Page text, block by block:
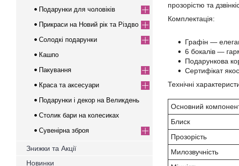
прозорістю та
Комплектація:
Графін —
6 бокалів —
Подарункова
Сертифікат
Технічні
Основний
Блиск
Прозорість
Милозвучність
Подарунки для чоловіків
Прикраси на Новий рік та Різдво
Солодкі подарунки
Кашпо
Пакування
Краса та аксесуари
Подарунки і декор на Великдень
Столик бари на колесиках
Сувенірна зброя
Знижки та Акції
Новинки